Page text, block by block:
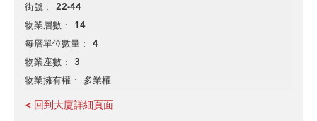
街號 22-44
物業層數 14
每層單位數量 4
物業座數 3
物業擁有權 多業權
< 回到大廈詳細頁面